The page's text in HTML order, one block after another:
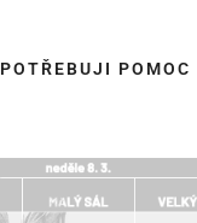
POTŘEBUJI POMOC